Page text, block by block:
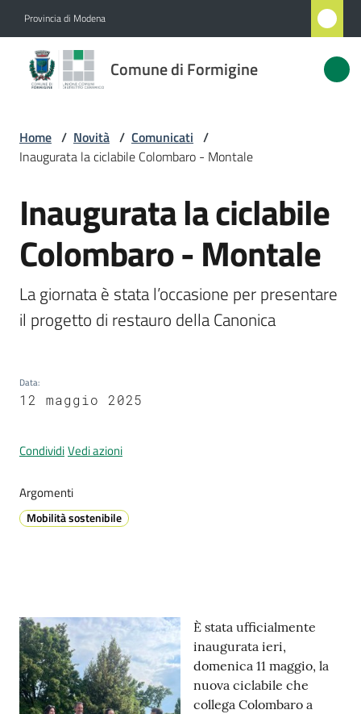
Provincia di Modena
Comune di Formigine
Comune
di
Novità
Menu selezionato
Servizi
Vivere
Formigine
appuntamenti
A
l
l
M
e
t
e
o
Home / Novità / Comunicati /
Inaugurata la ciclabile Colombaro - Montale
Salta al contenuto
Inaugurata la ciclabile
Colombaro - Montale
La giornata è stata l’occasione per presentare
Data:
12 maggio 2025
CondividiVedi azioni
Argomenti
Mobilità sostenibile
Contenuto
È stata ufficialmente
inaugurata ieri,
domenica 11 maggio, la
nuova ciclabile che
collega Colombaro a